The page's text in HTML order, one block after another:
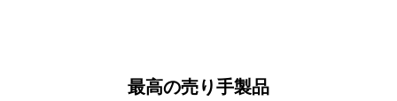
最高の売り手製品